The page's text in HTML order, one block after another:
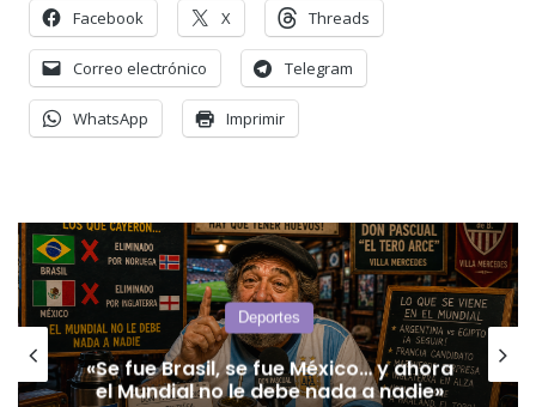
Facebook X Threads
Correo electrónico Telegram
WhatsApp Imprimir
Deportes
«Se fue Brasil, se fue México… y ahora
el Mundial no le debe nada a nadie»